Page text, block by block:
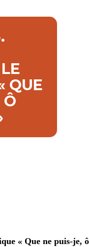
QUE
Ô
« Que ne puis-je,